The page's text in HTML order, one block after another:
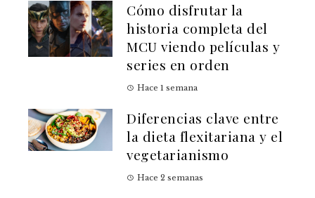
Cómo disfrutar la
historia completa del
MCU viendo películas y
series en orden
Hace 1 semana
Diferencias clave entre
la dieta flexitariana y el
vegetarianismo
Hace 2 semanas